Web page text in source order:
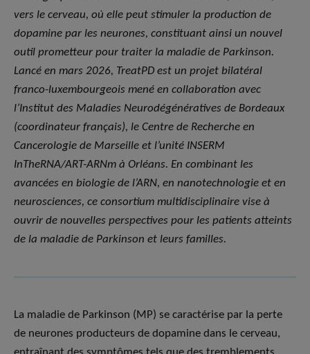
vers le cerveau, où elle peut stimuler la production de
dopamine par les neurones, constituant ainsi un nouvel
outil prometteur pour traiter la maladie de Parkinson.
Lancé en mars 2026, TreatPD est un projet bilatéral
franco-luxembourgeois mené en collaboration avec
l’Institut des Maladies Neurodégénératives de Bordeaux
(coordinateur français), le Centre de Recherche en
Cancerologie de Marseille et l’unité INSERM
InTheRNA/ART-ARNm à Orléans. En combinant les
avancées en biologie de l’ARN, en nanotechnologie et en
neurosciences, ce consortium multidisciplinaire vise à
ouvrir de nouvelles perspectives pour les patients atteints
de la maladie de Parkinson et leurs familles.
La maladie de Parkinson (MP) se caractérise par la perte
de neurones producteurs de dopamine dans le cerveau,